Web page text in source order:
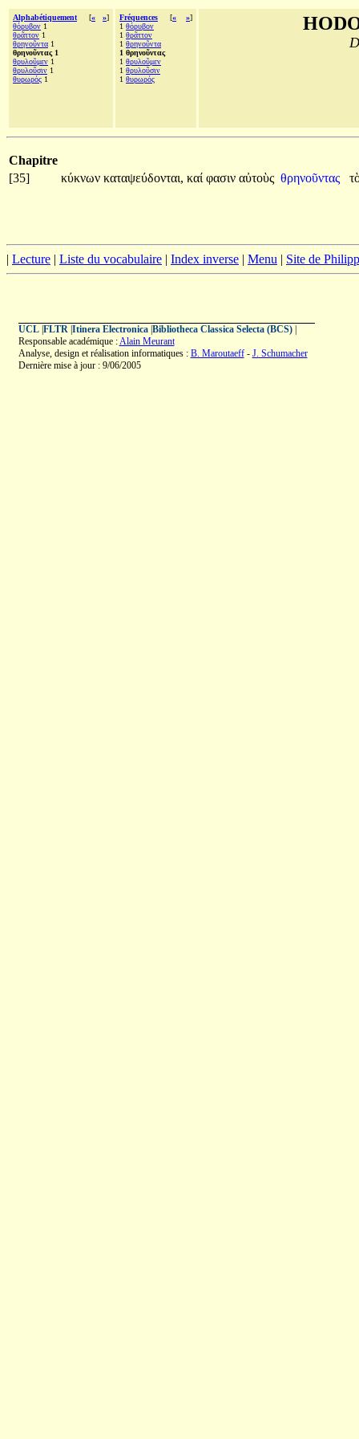
Alphabétiquement [« »]
θόρυβον 1
θρᾶττον 1
θρηνοῦντα 1
θρηνοῦντας 1
θρυλοῦμεν 1
θρυλοῦσιν 1
θυρωρός 1
Fréquences [« »]
1 θόρυβον
1 θρᾶττον
1 θρηνοῦντα
1 θρηνοῦντας
1 θρυλοῦμεν
1 θρυλοῦσιν
1 θυρωρός
Chapitre
[35]
κύκνων καταψεύδονται, καί φασιν αὐτοὺς θρηνοῦντας
| Lecture | Liste du vocabulaire | Index inverse | Menu | Site de
UCL| FLTR| Itinera Electronica| Bibliotheca Classica Selecta (BCS)|
Responsable académique :Alain Meurant
Analyse, design et réalisation informatiques : B. Maroutaeff- J. Schumacher
Dernière mise à jour : 9/06/2005